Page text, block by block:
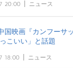
20:00 ニュース
国映画『カンフーサ
こいい」と話題
18:00 ニュース